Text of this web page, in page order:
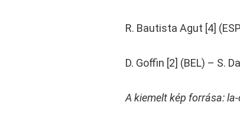
R. Bautista Agut [4]
D. Goffin [2] (BEL) – S.
A kiemelt kép forrása: